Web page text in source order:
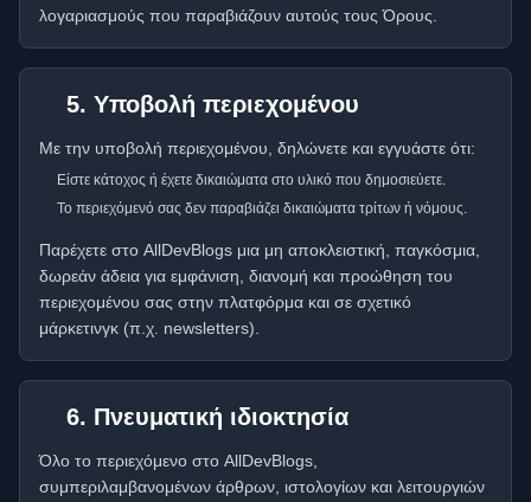
λογαριασμούς που παραβιάζουν αυτούς τους Όρους.
5. Υποβολή περιεχομένου
Με την υποβολή περιεχομένου, δηλώνετε και εγγυάστε ότι:
Είστε κάτοχος ή έχετε δικαιώματα στο υλικό που δημοσιεύετε.
Το περιεχόμενό σας δεν παραβιάζει δικαιώματα τρίτων ή νόμους.
Παρέχετε στο AllDevBlogs μια μη αποκλειστική, παγκόσμια,
δωρεάν άδεια για εμφάνιση, διανομή και προώθηση του
περιεχομένου σας στην πλατφόρμα και σε σχετικό
μάρκετινγκ (π.χ. newsletters).
6. Πνευματική ιδιοκτησία
Όλο το περιεχόμενο στο AllDevBlogs,
συμπεριλαμβανομένων άρθρων, ιστολογίων και λειτουργιών